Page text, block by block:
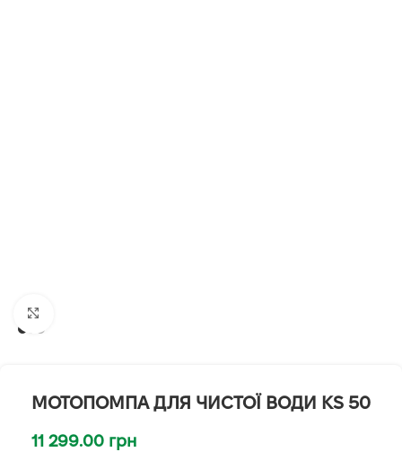
МОТОПОМПА ДЛЯ ЧИСТОЇ ВОДИ KS 50
11 299.00 грн